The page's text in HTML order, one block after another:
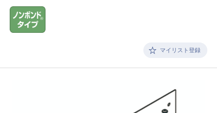
マイリスト登録